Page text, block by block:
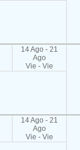
14 Ago - 21
Ago
Vie - Vie
14 Ago - 21
Ago
Vie - Vie